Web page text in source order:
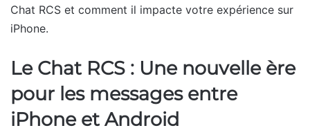
Chat RCS et comment il impacte votre expérience sur
iPhone.
Le Chat RCS : Une nouvelle ère
pour les messages entre
iPhone et Android